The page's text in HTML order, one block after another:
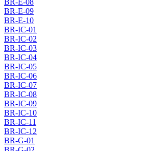
BR-E-08
BR-E-09
BR-E-10
BR-IC-01
BR-IC-02
BR-IC-03
BR-IC-04
BR-IC-05
BR-IC-06
BR-IC-07
BR-IC-08
BR-IC-09
BR-IC-10
BR-IC-11
BR-IC-12
BR-G-01